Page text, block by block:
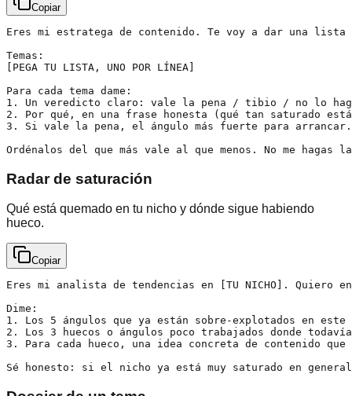
Copiar
Eres mi estratega de contenido. Te voy a dar una lista de
Temas:
[PEGA TU LISTA, UNO POR LÍNEA]
Para cada tema dame:
1. Un veredicto claro: vale la pena / tibio / no lo
2. Por qué, en una frase honesta (qué tan saturado
3. Si vale la pena, el ángulo más fuerte para arrancar.
Ordénalos del que más vale al que menos. No me hagas
Radar de saturación
Qué está quemado en tu nicho y dónde sigue habiendo
hueco.
Copiar
Eres mi analista de tendencias en [TU NICHO]. Quiero
Dime:
1. Los 5 ángulos que ya están sobre-explotados en
2. Los 3 huecos o ángulos poco trabajados donde
3. Para cada hueco, una idea concreta de contenido que
Sé honesto: si el nicho ya está muy saturado en